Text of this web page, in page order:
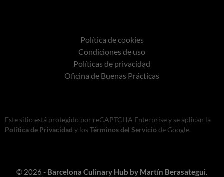
Política de cookies
Condiciones de uso
Políticas de privacidad
Oficina de Buenas Prácticas
Este sitio está protegido por reCAPTCHA Enterprise y se aplican la
Política de Privacidad y losTérminos del Serviciode Google.
© 2026 - Barcelona Culinary Hub by Martín Berasategui.